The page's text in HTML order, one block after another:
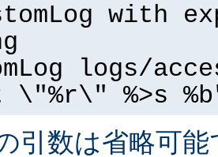
with
logs/
\"%r\" %>s
引数は省略可